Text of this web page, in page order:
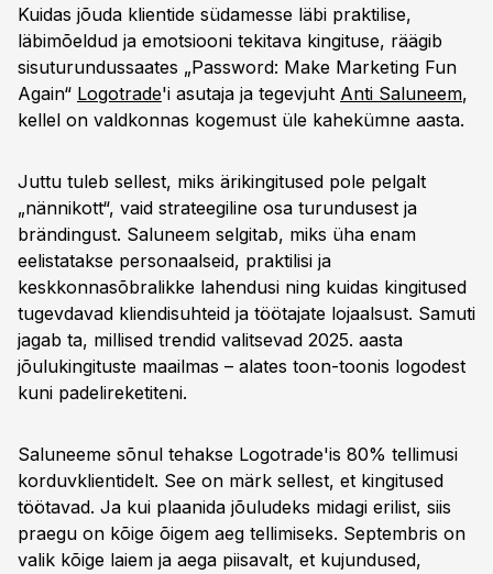
Kuidas jõuda klientide südamesse läbi praktilise,
läbimõeldud ja emotsiooni tekitava kingituse, räägib
sisuturundussaates „Password: Make Marketing Fun
Again“ Logotrade'i asutaja ja tegevjuht Anti Saluneem,
kellel on valdkonnas kogemust üle kahekümne aasta.
Juttu tuleb sellest, miks ärikingitused pole pelgalt
„nännikott“, vaid strateegiline osa turundusest ja
brändingust. Saluneem selgitab, miks üha enam
eelistatakse personaalseid, praktilisi ja
keskkonnasõbralikke lahendusi ning kuidas kingitused
tugevdavad kliendisuhteid ja töötajate lojaalsust. Samuti
jagab ta, millised trendid valitsevad 2025. aasta
jõulukingituste maailmas – alates toon-toonis logodest
kuni padelireketiteni.
Saluneeme sõnul tehakse Logotrade'is 80% tellimusi
korduvklientidelt. See on märk sellest, et kingitused
töötavad. Ja kui plaanida jõuludeks midagi erilist, siis
praegu on kõige õigem aeg tellimiseks. Septembris on
valik kõige laiem ja aega piisavalt, et kujundused,